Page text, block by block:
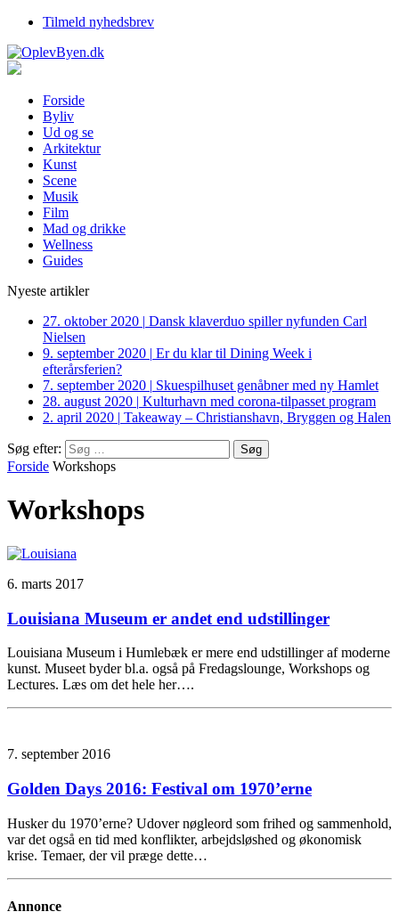
Tilmeld nyhedsbrev
Forside
Byliv
Ud og se
Arkitektur
Kunst
Scene
Musik
Film
Mad og drikke
Wellness
Guides
Nyeste artikler
27. oktober 2020 | Dansk klaverduo spiller nyfunden Carl
Nielsen
9. september 2020 | Er du klar til Dining Week i
efterårsferien?
7. september 2020 | Skuespilhuset genåbner med ny Hamlet
28. august 2020 | Kulturhavn med corona-tilpasset program
2. april 2020 | Takeaway – Christianshavn, Bryggen og Halen
Søg efter:
Forside Workshops
Workshops
6. marts 2017
Louisiana Museum er andet end udstillinger
Louisiana Museum i Humlebæk er mere end udstillinger af moderne
kunst. Museet byder bl.a. også på Fredagslounge, Workshops og
Lectures. Læs om det hele her….
7. september 2016
Golden Days 2016: Festival om 1970’erne
Husker du 1970’erne? Udover nøgleord som frihed og sammenhold,
var det også en tid med konflikter, arbejdsløshed og økonomisk
krise. Temaer, der vil præge dette…
Annonce